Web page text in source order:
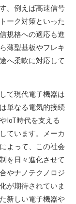
。例えば高速信号
ーク対策といった
規格への適応も進
薄型基板やフレキ
へ柔軟に対応して
て現代電子機器は
単なる電気的接続
IoT時代を支える
ています。メーカ
よって、この社会
を日々進化させて
やナノテクノロジ
が期待されていま
新しい電子機器や